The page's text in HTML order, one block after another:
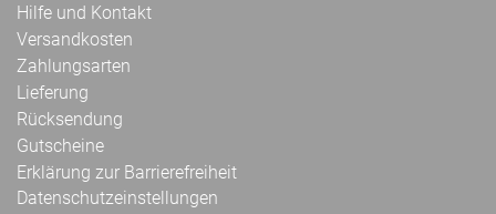
Hilfe und Kontakt
Versandkosten
Zahlungsarten
Lieferung
Rücksendung
Gutscheine
Erklärung zur Barrierefreiheit
Datenschutzeinstellungen